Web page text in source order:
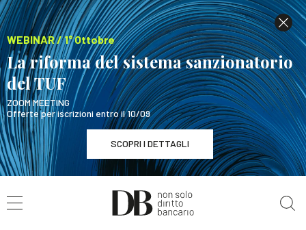
WEBINAR / 1° Ottobre
La riforma del sistema sanzionatorio
del TUF
ZOOM MEETING
Offerte per iscrizioni entro il 10/09
SCOPRI I DETTAGLI
WEBINAR / 1° Ottobre
La riforma del sistema sanzionatorio del TUF